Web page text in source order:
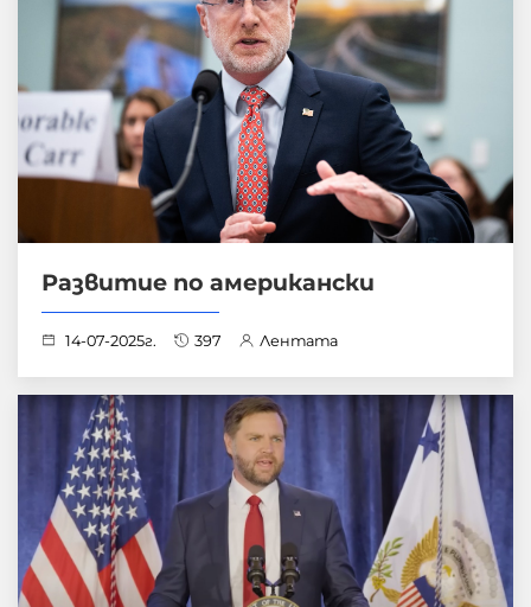
Развитие по американски
14-07-2025г. 397 Лентата